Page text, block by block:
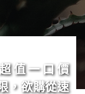
值一口價
，欲購從速